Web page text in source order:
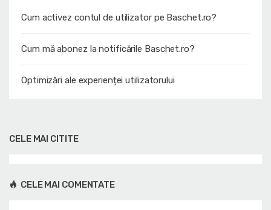
Cum activez contul de utilizator pe Baschet.ro?
Cum mă abonez la notificările Baschet.ro?
Optimizări ale experienței utilizatorului
CELE MAI CITITE
CELE MAI COMENTATE